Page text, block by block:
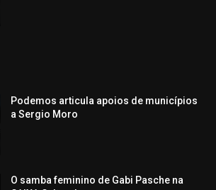
Podemos articula apoios de municípios
a Sergio Moro
O samba feminino de Gabi Pasche na